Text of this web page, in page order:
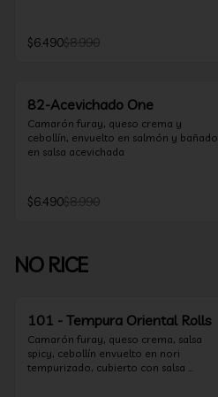
$6.490$8.990
82-Acevichado One
Camarón furay, queso crema y
cebollín, envuelto en salmón y bañado
en salsa acevichada
$6.490$8.990
NO RICE
101 - Tempura Oriental Rolls
Camarón furay, queso crema, salsa
spicy, cebollín envuelto en nori
tempurizado, cubierto con salsa